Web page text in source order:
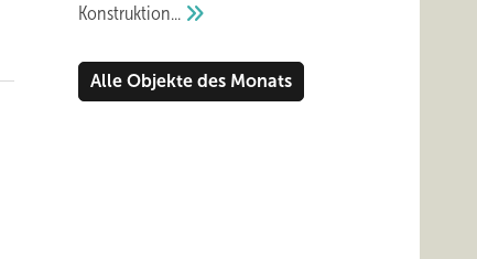
Konstruktion...
Alle Objekte des Monats